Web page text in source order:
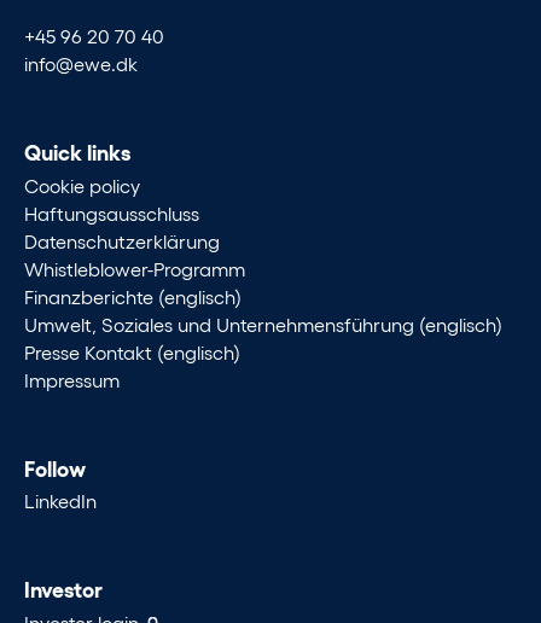
+45 96 20 70 40
info@ewe.dk
Quick links
Cookie policy
Haftungsausschluss
Datenschutzerklärung
Whistleblower-Programm
Finanzberichte (englisch)
Umwelt, Soziales und Unternehmensführung (englisch)
Presse Kontakt (englisch)
Impressum
Follow
LinkedIn
Investor